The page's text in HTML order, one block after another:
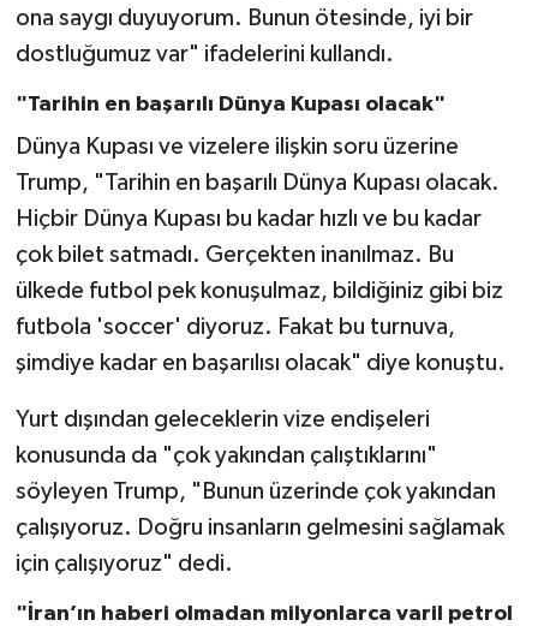
ona saygı duyuyorum. Bunun ötesinde, iyi bir
dostluğumuz var" ifadelerini kullandı.
"Tarihin en başarılı Dünya Kupası olacak"
Dünya Kupası ve vizelere ilişkin soru üzerine
Trump, "Tarihin en başarılı Dünya Kupası olacak.
Hiçbir Dünya Kupası bu kadar hızlı ve bu kadar
çok bilet satmadı. Gerçekten inanılmaz. Bu
ülkede futbol pek konuşulmaz, bildiğiniz gibi biz
futbola 'soccer' diyoruz. Fakat bu turnuva,
şimdiye kadar en başarılısı olacak" diye konuştu.
Yurt dışından geleceklerin vize endişeleri
konusunda da "çok yakından çalıştıklarını"
söyleyen Trump, "Bunun üzerinde çok yakından
çalışıyoruz. Doğru insanların gelmesini sağlamak
için çalışıyoruz" dedi.
"İran’ın haberi olmadan milyonlarca varil petrol